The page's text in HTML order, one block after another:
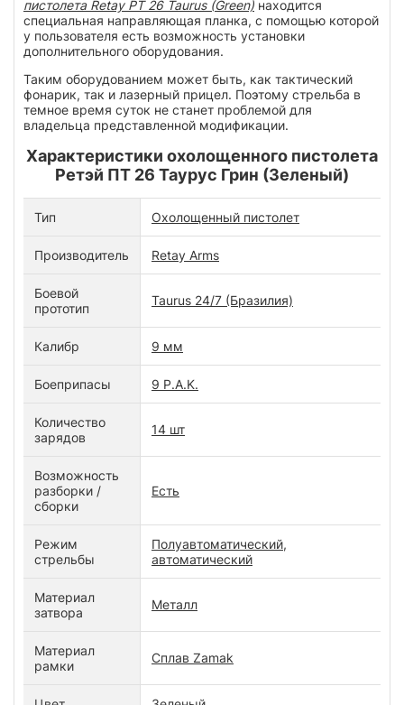
пистолета Retay PT 26 Taurus (Green) находится
специальная направляющая планка, с помощью которой
у пользователя есть возможность установки
дополнительного оборудования.
Таким оборудованием может быть, как тактический
фонарик, так и лазерный прицел. Поэтому стрельба в
темное время суток не станет проблемой для
владельца представленной модификации.
Характеристики охолощенного пистолета
Ретэй ПТ 26 Таурус Грин (Зеленый)
Тип Охолощенный пистолет
Производитель Retay Arms
Боевой
прототип
Taurus 24/7 (Бразилия)
Калибр 9 мм
Боеприпасы 9 P.A.K.
Количество
зарядов
14 шт
Возможность
разборки /
сборки
Есть
Режим
стрельбы
Полуавтоматический,
автоматический
Материал
затвора
Металл
Материал
рамки
Сплав Zamak